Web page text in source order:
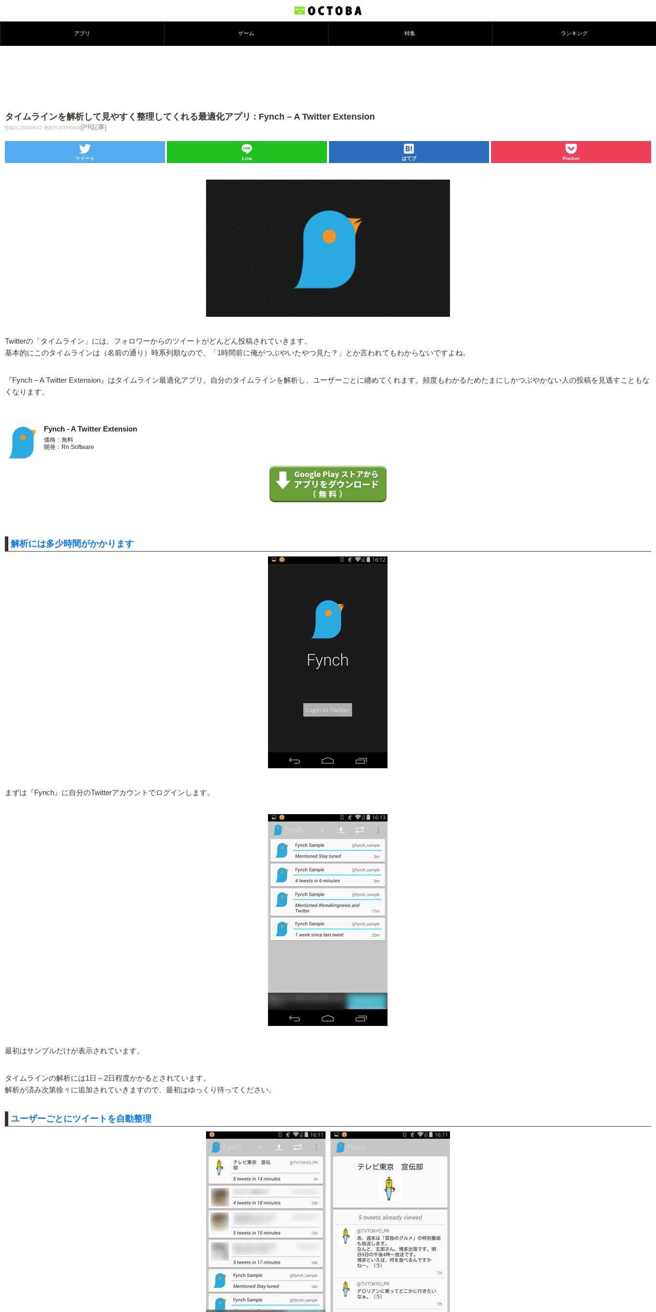
アプリ ゲーム 特集 ランキング
タイムラインを解析して見やすく整理してくれる最適化アプリ : Fynch – A Twitter Extension
投稿日:2014/08/12 更新日:2015/04/09 [PR記事]
ツイート Line はてブ Pocket
Twitterの「タイムライン」には、フォロワーからのツイートがどんどん投稿されていきます。
基本的にこのタイムラインは（名前の通り）時系列順なので、「1時間前に俺がつぶやいたやつ見た？」とか言われてもわからないですよね。
『Fynch – A Twitter Extension』はタイムライン最適化アプリ。自分のタイムラインを解析し、ユーザーごとに纏めてくれます。頻度もわかるためたまにしかつぶやかない人の投稿を見逃すこともな
くなります。
Fynch - A Twitter Extension
価格：無料
開発：Rn Software
解析には多少時間がかかります
まずは『Fynch』に自分のTwitterアカウントでログインします。
最初はサンプルだけが表示されています。
タイムラインの解析には1日～2日程度かかるとされています。
解析が済み次第徐々に追加されていきますので、最初はゆっくり待ってください。
ユーザーごとにツイートを自動整理